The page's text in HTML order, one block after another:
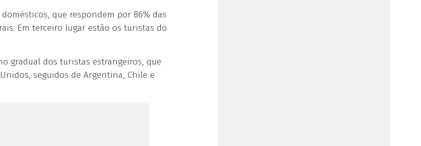
que respondem por 86% das
Em terceiro lugar estão os turistas do
gradual dos turistas estrangeiros, que
seguidos de Argentina, Chile e